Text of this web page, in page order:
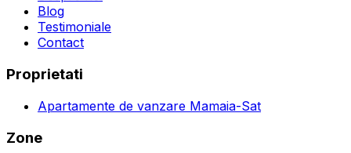
Blog
Testimoniale
Contact
Proprietati
Apartamente de vanzare Mamaia-Sat
Zone